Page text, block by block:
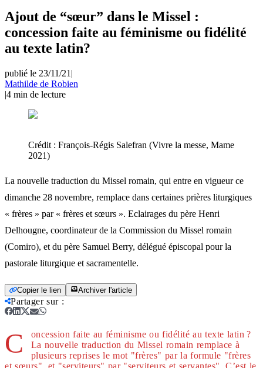
Ajout de “sœur” dans le Missel :
concession faite au féminisme ou fidélité
au texte latin?
publié le 23/11/21 |
Mathilde de Robien
|4 min de lecture
Crédit : François-Régis Salefran (Vivre la messe, Mame
2021)
La nouvelle traduction du Missel romain, qui entre en vigueur ce
dimanche 28 novembre, remplace dans certaines prières liturgiques
« frères » par « frères et sœurs ». Eclairages du père Henri
Delhougne, coordinateur de la Commission du Missel romain
(Comiro), et du père Samuel Berry, délégué épiscopal pour la
pastorale liturgique et sacramentelle.
Copier le lien Archiver l'article
Partager sur:
C
oncession faite au féminisme ou fidélité au texte latin ?
La nouvelle traduction du Missel romain remplace à
plusieurs reprises le mot "frères" par la formule "frères
et sœurs", et "serviteurs" par "serviteurs et servantes". C’est le